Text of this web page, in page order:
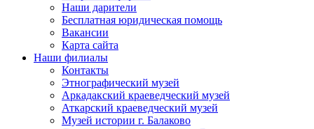
Наши дарители
Бесплатная юридическая помощь
Вакансии
Карта сайта
Наши филиалы
Контакты
Этнографический музей
Аркадакский краеведческий музей
Аткарский краеведческий музей
Музей истории г. Балаково